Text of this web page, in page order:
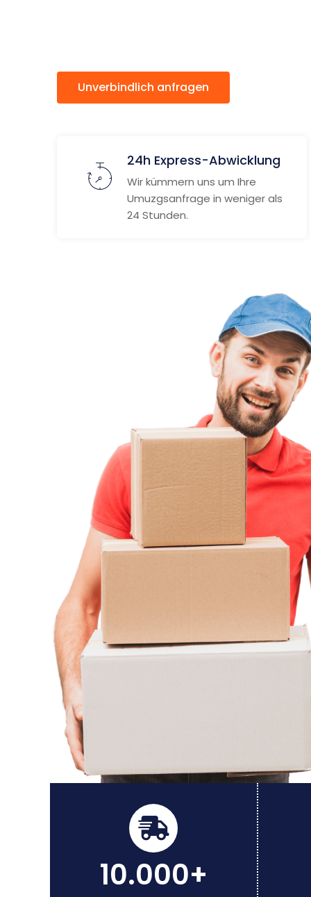
Unverbindlich anfragen
24h Express-Abwicklung
Wir kümmern uns um Ihre
Umuzgsanfrage in weniger als
24 Stunden.
10.000+